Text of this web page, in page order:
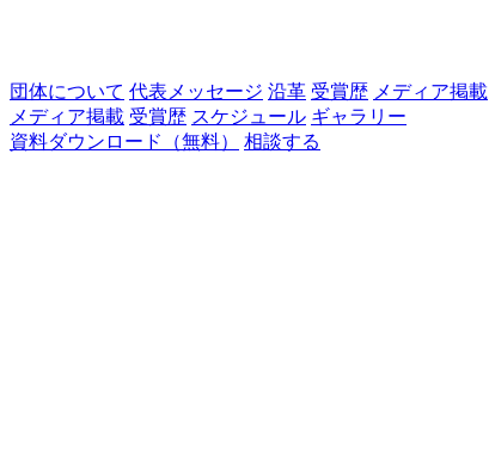
団体について 代表メッセージ 沿革 受賞歴 メディア掲載
メディア掲載 受賞歴 スケジュール ギャラリー
資料ダウンロード（無料）
相談する